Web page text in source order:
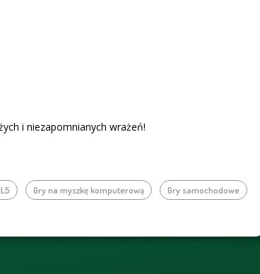
i niezapomnianych wrażeń!
Gry na myszkę komputerową Gry samochodowe